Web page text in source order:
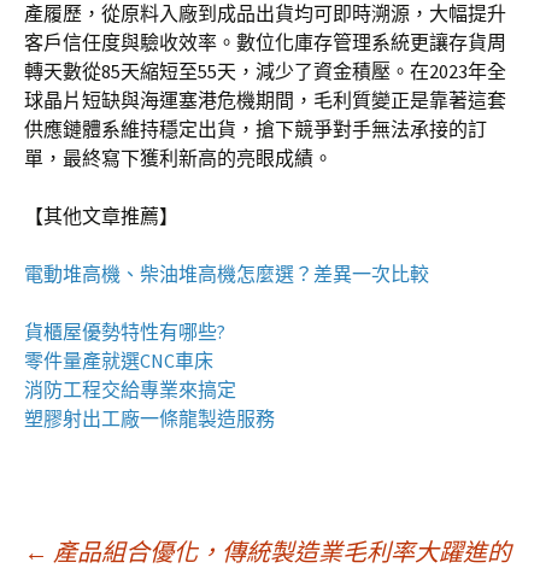
產履歷，從原料入廠到成品出貨均可即時溯源，大幅提升
客戶信任度與驗收效率。數位化庫存管理系統更讓存貨周
轉天數從85天縮短至55天，減少了資金積壓。在2023年全
球晶片短缺與海運塞港危機期間，毛利質變正是靠著這套
供應鏈體系維持穩定出貨，搶下競爭對手無法承接的訂
單，最終寫下獲利新高的亮眼成績。
【其他文章推薦】
電動堆高機 、柴油堆高機怎麼選？差異一次比較
貨櫃屋優勢特性有哪些?
零件量產就選CNC車床
消防工程交給專業來搞定
塑膠射出工廠一條龍製造服務
← 產品組合優化，傳統製造業毛利率大躍進的